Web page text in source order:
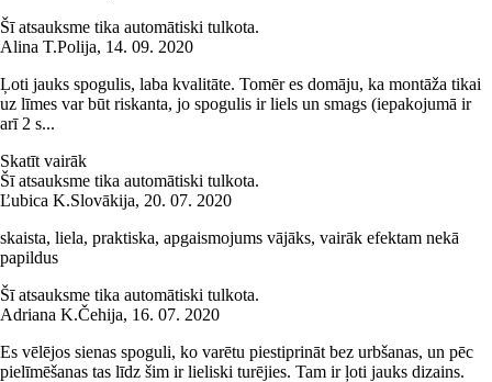
Šī atsauksme tika automātiski tulkota.
Alina T.Polija, 14. 09. 2020
Ļoti jauks spogulis, laba kvalitāte. Tomēr es domāju, ka montāža tikai
uz līmes var būt riskanta, jo spogulis ir liels un smags (iepakojumā ir
arī 2 s...
Skatīt vairāk
Šī atsauksme tika automātiski tulkota.
Ľubica K.Slovākija, 20. 07. 2020
skaista, liela, praktiska, apgaismojums vājāks, vairāk efektam nekā
papildus
Šī atsauksme tika automātiski tulkota.
Adriana K.Čehija, 16. 07. 2020
Es vēlējos sienas spoguli, ko varētu piestiprināt bez urbšanas, un pēc
pielīmēšanas tas līdz šim ir lieliski turējies. Tam ir ļoti jauks dizains.